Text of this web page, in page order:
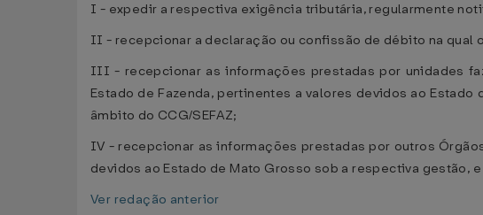
I - expedir a respectiva exigência tributária, regularmente
II - recepcionar a declaração ou confissão de débito na
III - recepcionar as informações prestadas por unidades
Estado de Fazenda, pertinentes a valores devidos ao
âmbito do CCG/SEFAZ;
IV - recepcionar as informações prestadas por outros
devidos ao Estado de Mato Grosso sob a respectiva gestão,
Ver redação anterior